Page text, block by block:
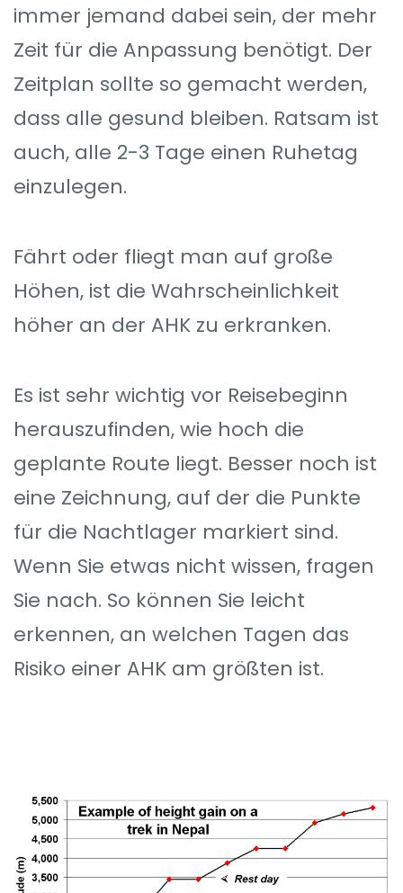
immer jemand dabei sein, der mehr
Zeit für die Anpassung benötigt. Der
Zeitplan sollte so gemacht werden,
dass alle gesund bleiben. Ratsam ist
auch, alle 2-3 Tage einen Ruhetag
einzulegen.
Fährt oder fliegt man auf große
Höhen, ist die Wahrscheinlichkeit
höher an der AHK zu erkranken.
Es ist sehr wichtig vor Reisebeginn
herauszufinden, wie hoch die
geplante Route liegt. Besser noch ist
eine Zeichnung, auf der die Punkte
für die Nachtlager markiert sind.
Wenn Sie etwas nicht wissen, fragen
Sie nach. So können Sie leicht
erkennen, an welchen Tagen das
Risiko einer AHK am größten ist.